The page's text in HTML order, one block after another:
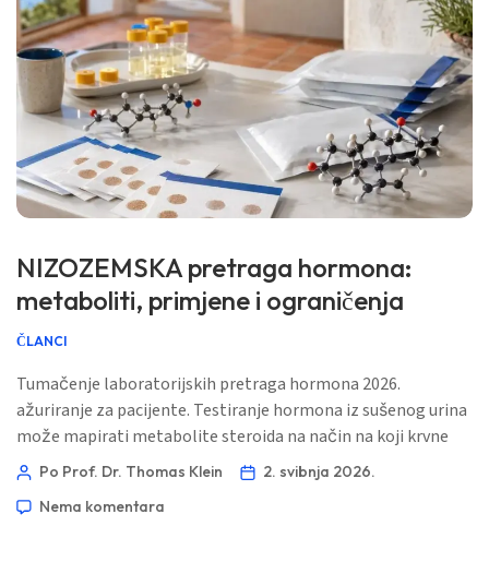
NIZOZEMSKA pretraga hormona:
metaboliti, primjene i ograničenja
ČLANCI
Tumačenje laboratorijskih pretraga hormona 2026.
ažuriranje za pacijente. Testiranje hormona iz sušenog urina
može mapirati metabolite steroida na način na koji krvne
pretrage obično ne mogu, ali nije pravi alat za svako pitanje
Objavljeno: 2. svibnja 2026. 🩺 Medicinski pregledano: 2.
Po Prof. Dr. Thomas Klein
2. svibnja 2026.
Nema komentara